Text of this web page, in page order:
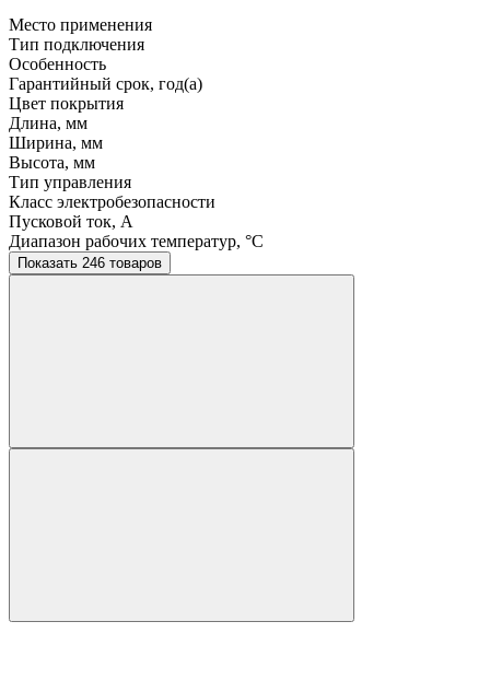
Место применения
Тип подключения
Особенность
Гарантийный срок, год(а)
Цвет покрытия
Длина, мм
Ширина, мм
Высота, мм
Тип управления
Класс электробезопасности
Пусковой ток, A
Диапазон рабочих температур, °C
Показать 246 товаров